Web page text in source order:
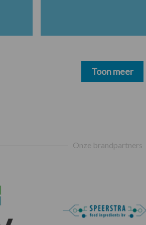
Toon meer
Onze brandpartners